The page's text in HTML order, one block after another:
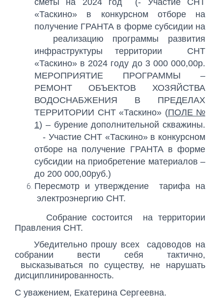
«Таскино» в конкурсном отборе на
получение ГРАНТА в форме субсидии на
реализацию программы развития
инфраструктуры территории СНТ
«Таскино» в 2024 году до 3 000 000,00р.
МЕРОПРИЯТИЕ ПРОГРАММЫ –
РЕМОНТ ОБЪЕКТОВ ХОЗЯЙСТВА
ВОДОСНАБЖЕНИЯ В ПРЕДЕЛАХ
ТЕРРИТОРИИ СНТ «Таскино» (ПОЛЕ №
1) – бурение дополнительной скважины.
- Участие СНТ «Таскино» в конкурсном
отборе на получение ГРАНТА в форме
субсидии на приобретение материалов –
до 200 000,00руб.)
Пересмотр и утверждение тарифа на
электроэнергию СНТ.
Собрание состоится на территории
Правления СНТ.
Убедительно прошу всех садоводов на
собрании вести себя тактично,
высказываться по существу, не нарушать
дисциплинированность.
С уважением, Екатерина Сергеевна.